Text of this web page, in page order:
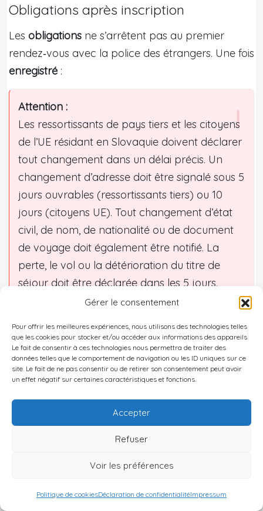
Gérer le consentement
Pour offrir les meilleures expériences, nous utilisons des technologies telles
que les cookies pour stocker et/ou accéder aux informations des appareils.
Le fait de consentir à ces technologies nous permettra de traiter des
données telles que le comportement de navigation ou les ID uniques sur ce
site. Le fait de ne pas consentir ou de retirer son consentement peut avoir
un effet négatif sur certaines caractéristiques et fonctions.
Accepter
Refuser
Voir les préférences
Politique de cookiesDéclaration de confidentialitéImpressum
Obligations après inscription
Les obligations ne s’arrêtent pas au premier
rendez‑vous avec la police des étrangers. Une fois
enregistré :
Attention :
Les ressortissants de pays tiers et les citoyens
de l’UE résidant en Slovaquie doivent déclarer
tout changement dans un délai précis. Un
changement d’adresse doit être signalé sous 5
jours ouvrables (ressortissants tiers) ou 10
jours (citoyens UE). Tout changement d’état
civil, de nom, de nationalité ou de document
de voyage doit également être notifié. La
perte, le vol ou la détérioration du titre de
séjour doit être déclarée dans les 5 jours.
Enfin, les ressortissants de pays tiers doivent
plus de 30 jours hors de leur adresse
enregistrée, ou de plus de 180 jours
consécutifs hors du territoire slovaque.
Ne pas mettre à jour ces informations
entraîner des difficultés en cas de contrôle, ou
lors du renouvellement du titre.
Pourquoi l’adresse enregistrée est-elle